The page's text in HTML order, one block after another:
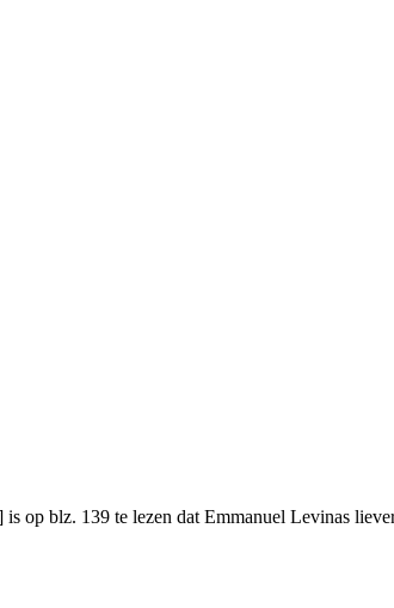
op blz. 139 te lezen dat Emmanuel Levinas